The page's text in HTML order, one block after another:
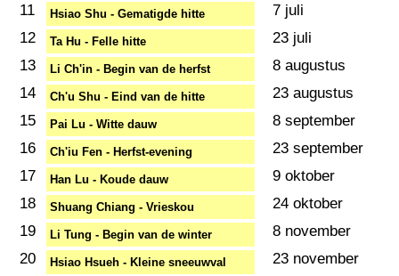
11
Hsiao Shu - Gematigde hitte
7 juli
12
Ta Hu - Felle hitte
23 juli
13
Li Ch'in - Begin van de herfst
8 augustus
14
Ch'u Shu - Eind van de hitte
23 augustus
15
Pai Lu - Witte dauw
8 september
16
Ch'iu Fen - Herfst-evening
23 september
17
Han Lu - Koude dauw
9 oktober
18
Shuang Chiang - Vrieskou
24 oktober
19
Li Tung - Begin van de winter
8 november
20
Hsiao Hsueh - Kleine sneeuwval
23 november